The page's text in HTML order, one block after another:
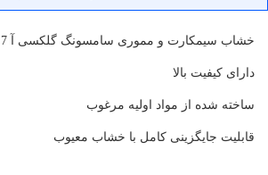
خشاب سیمکارت و مموری سامسونگ گلکسی آ 7
دارای کیفیت بالا
ساخته شده از مواد اولیه مرغوب
قابلیت جایگزینی کامل با خشاب معیوب